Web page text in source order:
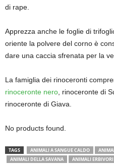
di rape.
Apprezza anche le foglie di
oriente la polvere del corno è
dare una caccia sfrenata per la
La famiglia dei rinoceronti
rinoceronte nero , rinoceronte di
rinoceronte di Giava.
No products found.
TAGS ANIMALI A SANGUE CALDO
ANIMALI DELLA SAVANA
ANIMALI ERBIVORI